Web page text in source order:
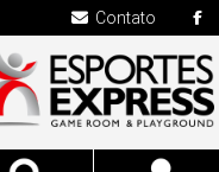
Contato